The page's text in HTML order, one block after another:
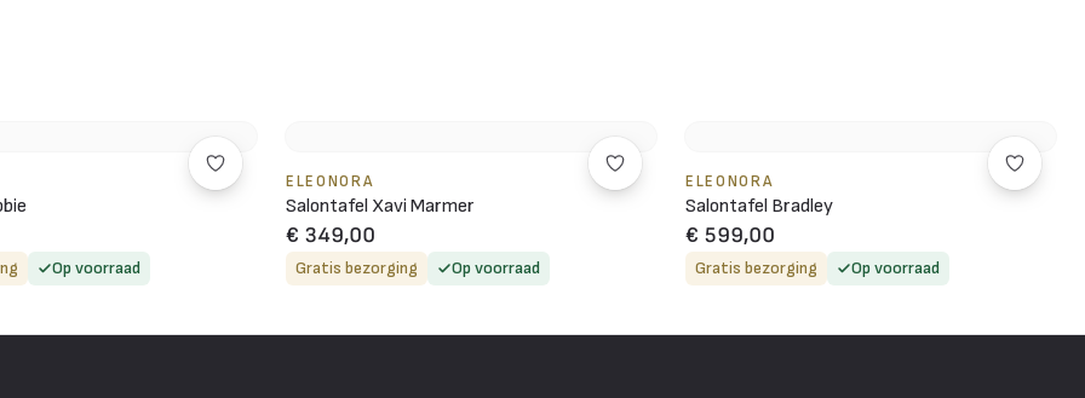
Op voorraad
ELEONORA
Salontafel Xavi Marmer
€ 349,00
Gratis bezorging Op voorraad
ELEONORA
Salontafel Bradley
€ 599,00
Gratis bezorging Op voorraad